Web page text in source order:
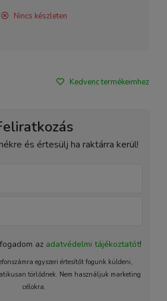
Nincs készleten
Kedvenc termékeimhez
és értesülj ha raktárra kerül!
az adatvédelmi tájékoztatót!
egyszeri értesítőt fogunk küldeni,
törlődnek. Nem használjuk marketing
célokra.